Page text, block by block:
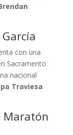
con una
Sacramento
nacional
Traviesa
Maratón